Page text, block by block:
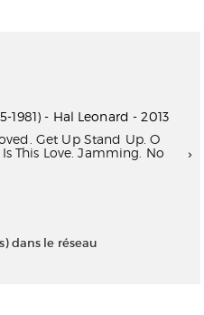
1981) - Hal Leonard - 2013
Get Up Stand Up. O
This Love. Jamming. No
dans le réseau